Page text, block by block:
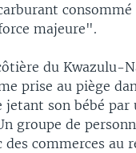
consommé
majeure".
du Kwazulu-
prise au piège
jetant son bébé par
groupe de
commerces au